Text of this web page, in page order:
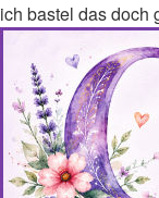
ich bastel das doch